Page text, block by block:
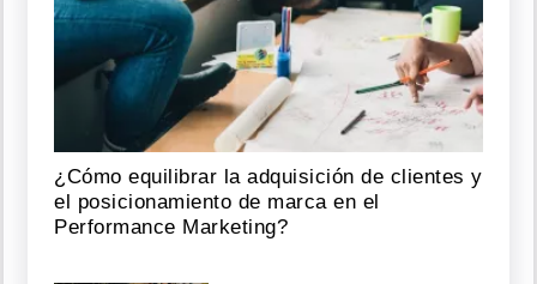
¿Cómo equilibrar la adquisición de clientes y
el posicionamiento de marca en el
Performance Marketing?